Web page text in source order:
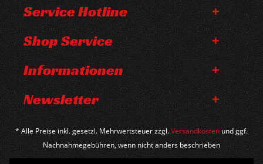
Service Hotline
Shop Service
Informationen
Newsletter
* Alle Preise inkl. gesetzl. Mehrwertsteuer zzgl.Versandkosten und ggf.
Nachnahmegebühren, wenn nicht anders beschrieben